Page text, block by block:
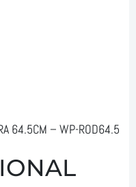
64.5CM – WP-ROD64.5